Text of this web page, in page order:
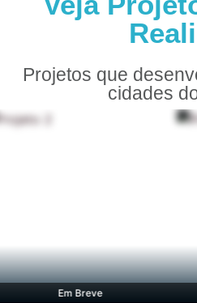
Projetos que
cidades
Em Breve